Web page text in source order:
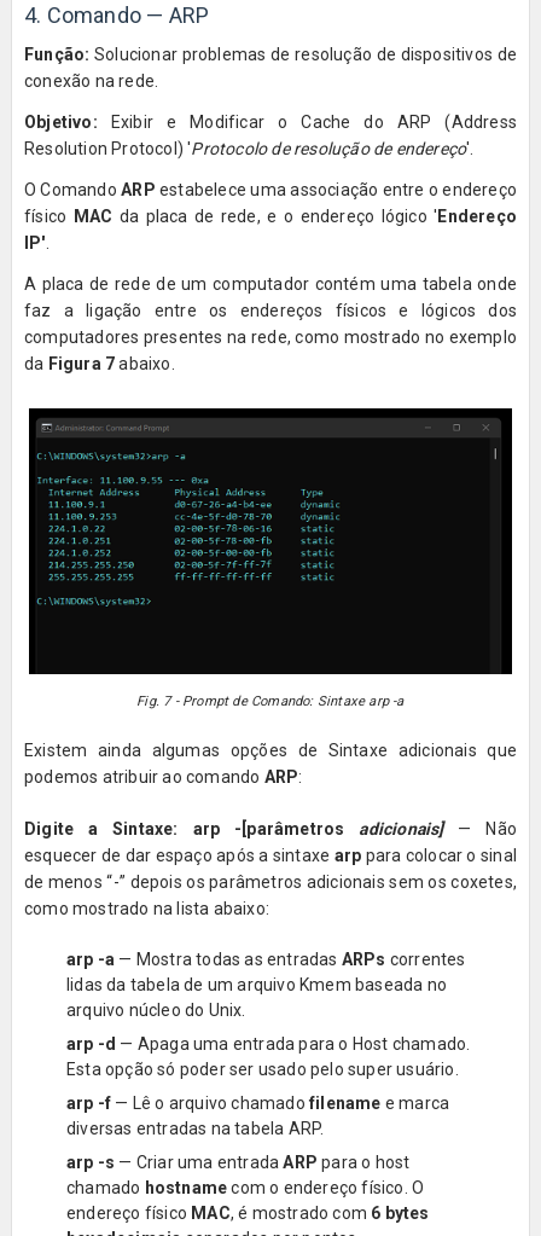
4. Comando — ARP
Função: Solucionar problemas de resolução de dispositivos de
conexão na rede.
Objetivo: Exibir e Modificar o Cache do ARP (Address
Resolution Protocol) 'Protocolo de resolução de endereço'.
O ComandoARP estabelece uma associação entre o endereço
físico MAC da placa de rede, e o endereço lógico 'Endereço
IP'
A placa de rede de um computador contém uma tabela onde
faz a ligação entre os endereços físicos e lógicos dos
computadores presentes na rede, como mostrado no exemplo
da Figura 7abaixo.
Fig. 7 - Prompt de Comando: Sintaxe arp -a
Existem ainda algumas opções de Sintaxe adicionais que
podemos atribuir ao comando ARP:
Digite a Sintaxe: arp -[parâmetros adicionais]
— Não
esquecer de dar espaço após a sintaxe arp para colocar o sinal
de menos “-” depois os parâmetros adicionais sem os coxetes,
como mostrado na lista abaixo:
arp -a — Mostra todas as entradas ARPs correntes
lidas da tabela de um arquivo Kmem baseada no
arquivo núcleo do Unix.
arp -d — Apaga uma entrada para o Host chamado.
Esta opção só poder ser usado pelo super usuário.
arp -f — Lê o arquivo chamado filename e marca
diversas entradas na tabela ARP.
arp -s — Criar uma entradaARP para o host
chamado hostnamecom o endereço físico. O
endereço físico MAC, é mostrado com 6 bytes